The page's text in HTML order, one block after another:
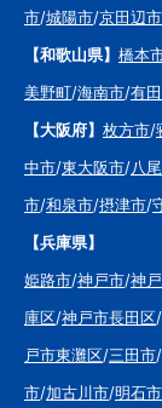
市/城陽市/京田辺市
【和歌山県】 橋本
美野町/海南市/有
【大阪府】 枚方市/
中市/東大阪市/八
市/和泉市/摂津市/
【兵庫県】
姫路市/神戸市/神
庫区/神戸市長田区/
戸市東灘区/三田市/
市/加古川市/明石市